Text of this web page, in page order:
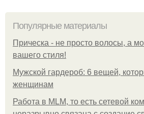
Популярные материалы
Прическа - не просто волосы, а
вашего стиля!
Мужской гардероб: 6 вещей,
женщинам
Работа в MLM, то есть сетевой